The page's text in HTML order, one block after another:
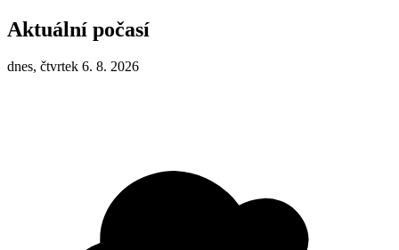
Aktuální počasí
dnes, čtvrtek 6. 8. 2026